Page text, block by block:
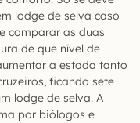
lodge de selva caso
comparar as duas
de que nível de
a estada tanto
ficando sete
lodge de selva. A
por biólogos e